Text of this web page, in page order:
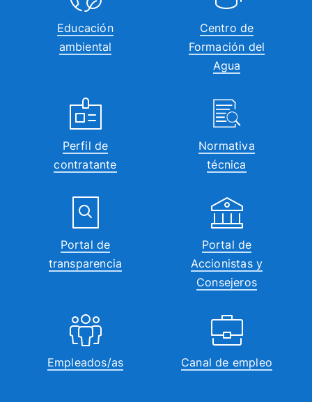
Educación
ambiental
Centro de
Formación del
Agua
Perfil de
contratante
Normativa
técnica
Portal de
transparencia
Portal de
Accionistas y
Consejeros
Empleados/as Canal de empleo